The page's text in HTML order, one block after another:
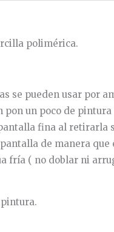
polimérica.
se pueden usar por
un poco de
fina al retirarla
de manera que
fría ( no doblar ni